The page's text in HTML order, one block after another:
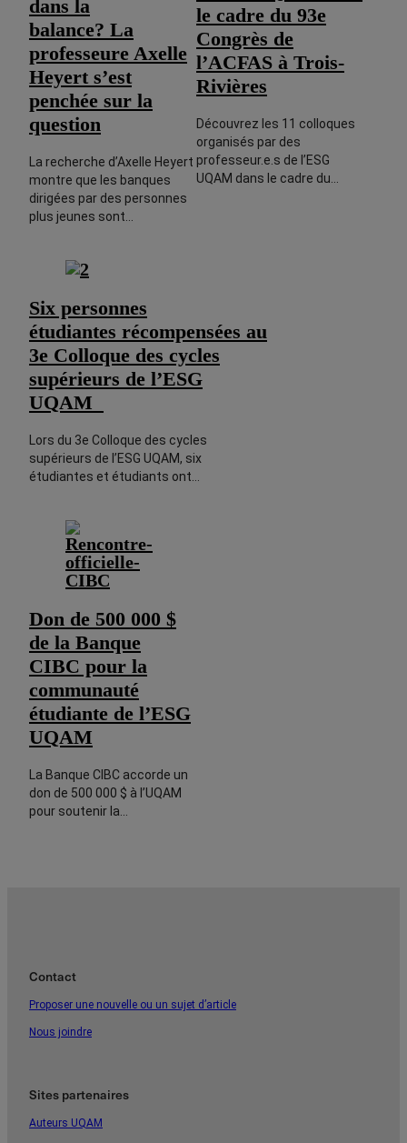
dans la
balance? La
professeure Axelle
Heyert s’est
penchée sur la
question
La recherche d’Axelle Heyert
montre que les banques
dirigées par des personnes
plus jeunes sont…
le cadre du 93e
Congrès de
l’ACFAS à Trois-
Rivières
Découvrez les 11 colloques
organisés par des
professeur.e.s de l’ESG
UQAM dans le cadre du…
Six personnes
étudiantes récompensées au
3e Colloque des cycles
supérieurs de l’ESG
UQAM
Lors du 3e Colloque des cycles
supérieurs de l’ESG UQAM, six
étudiantes et étudiants ont…
Don de 500 000 $
de la Banque
CIBC pour la
communauté
étudiante de l’ESG
UQAM
La Banque CIBC accorde un
don de 500 000 $ à l’UQAM
pour soutenir la…
Contact
Proposer une nouvelle ou un sujet d’article
Nous joindre
Sites partenaires
Auteurs UQAM